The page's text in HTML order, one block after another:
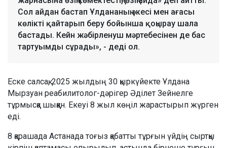
Сол айдан бастап Ұлдананың әкесі мен ағасы
көлікті қайтарып беру бойынша қоңырау шала
бастады. Кейн жәбірленуш мәртебесінен де бас
тартуымды сұрады», - деді ол.
Еске салсақ, 2025 жылдың 30 қыркүйекте Ұлдана
Мырзуан реабилитолог-дәрігер Әділет Зейнелге
тұрмысқа шыққан. Екеуі 8 жыл көңіл жарастырып жүрген
еді.
8 қарашада Астанада тоғыз қабатты тұрғын үйдің сыртқы